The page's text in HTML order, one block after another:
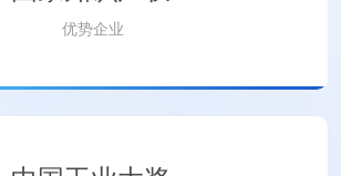
优势企业